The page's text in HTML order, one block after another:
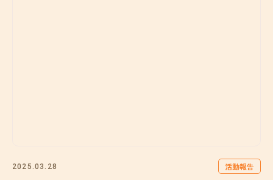
2025.03.28 活動報告